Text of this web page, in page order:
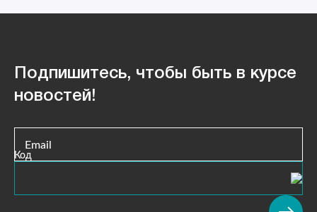
Подпишитесь, чтобы быть в курсе
новостей!
Email
Код